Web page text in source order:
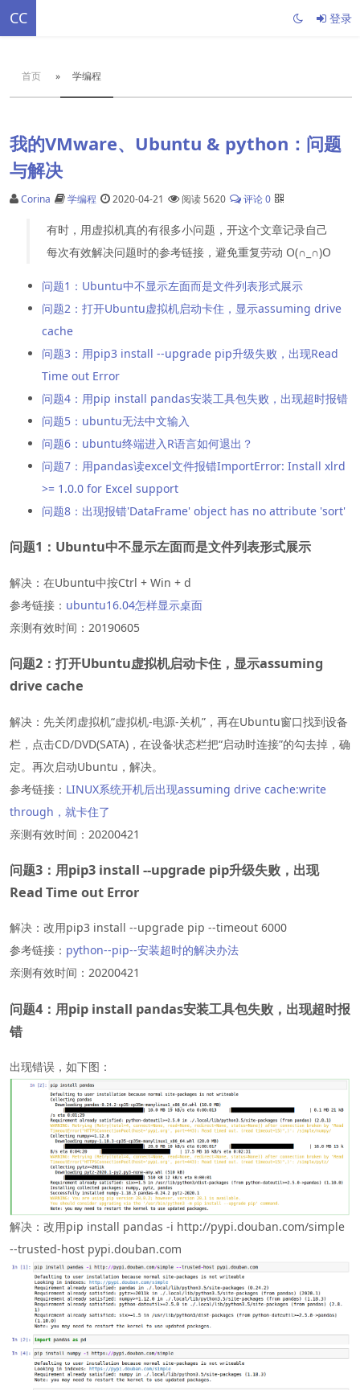
CC 登录
首页 » 学编程
我的VMware、Ubuntu & python：问题
与解决
Corina 学编程 2020-04-21 阅读 5620 评论 0
有时，用虚拟机真的有很多小问题，开这个文章记录自己
每次有效解决问题时的参考链接，避免重复劳动 O(∩_∩)O
问题1：Ubuntu中不显示左面而是文件列表形式展示
问题2：打开Ubuntu虚拟机启动卡住，显示assuming drive
cache
问题3：用pip3 install --upgrade pip升级失败，出现Read
Time out Error
问题4：用pip install pandas安装工具包失败，出现超时报错
问题5：ubuntu无法中文输入
问题6：ubuntu终端进入R语言如何退出？
问题7：用pandas读excel文件报错ImportError: Install xlrd
>= 1.0.0 for Excel support
问题8：出现报错'DataFrame' object has no attribute 'sort'
问题1：Ubuntu中不显示左面而是文件列表形式展示
解决：在Ubuntu中按Ctrl + Win + d
参考链接： ubuntu16.04怎样显示桌面
亲测有效时间：20190605
问题2：打开Ubuntu虚拟机启动卡住，显示assuming
drive cache
解决：先关闭虚拟机“虚拟机-电源-关机”，再在Ubuntu窗口找到设备
栏，点击CD/DVD(SATA)，在设备状态栏把“启动时连接”的勾去掉，确
定。再次启动Ubuntu，解决。
参考链接： LINUX系统开机后出现assuming drive cache:write
through，就卡住了
亲测有效时间：20200421
问题3：用pip3 install --upgrade pip升级失败，出现
Read Time out Error
解决：改用pip3 install --upgrade pip --timeout 6000
参考链接： python--pip--安装超时的解决办法
亲测有效时间：20200421
问题4：用pip install pandas安装工具包失败，出现超时报
错
出现错误，如下图：
解决：改用pip install pandas -i http://pypi.douban.com/simple
--trusted-host pypi.douban.com